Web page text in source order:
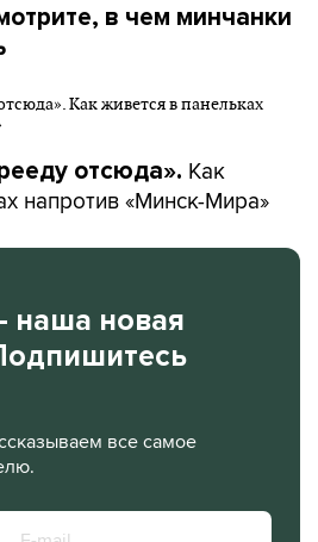
в чем минчанки
отсюда». Как
напротив «Минск-Мира»
наша новая
все самое